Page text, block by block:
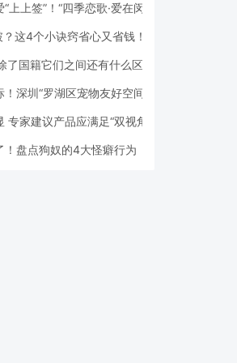
上上签”！“四季恋歌·爱在闵行”携宠交友引领
这4个小诀窍省心又省钱！
了国籍它们之间还有什么区别？
深圳“罗湖区宠物友好空间活动周”启动
家建议产品应满足“双视角需求”
！盘点狗奴的4大怪癖行为